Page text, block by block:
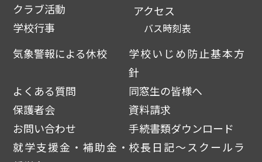
クラブ活動
学校行事
アクセス
バス時刻表
気象警報による休校
学校いじめ防止基本方
針
よくある質問
同窓生の皆様へ
保護者会
資料請求
お問い合わせ
手続書類ダウンロード
就学支援金・補助金・ 校長日記～スクールラ